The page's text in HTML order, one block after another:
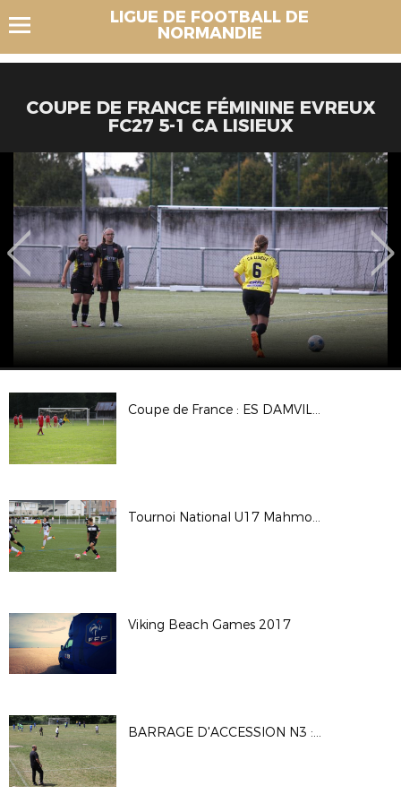
LIGUE DE FOOTBALL DE
NORMANDIE
COUPE DE FRANCE FÉMININE EVREUX
FC27 5-1 CA LISIEUX
Coupe de France : ES DAMVILLE 2-2 (Tab 3-5) CS BEAUMONT
Tournoi National U17 Mahmoud TIARCI - Saison 2017-2018
Viking Beach Games 2017
BARRAGE D'ACCESSION N3 : MATCH1